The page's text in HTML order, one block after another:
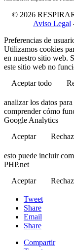
© 2026
Aviso Legal
Preferencias de
Utilizamos cookies
en nuestro sitio web.
este sitio web no
Aceptar todo
analizar los datos
comprender cómo
Google Analytics
Aceptar
esto puede incluir
PHP.net
Aceptar
Tweet
Share
Email
Share
Compartir